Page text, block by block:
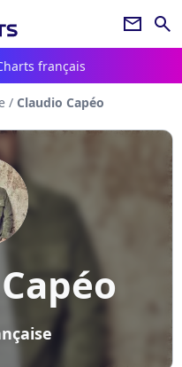
newsletter search
français
/ Claudio Capéo